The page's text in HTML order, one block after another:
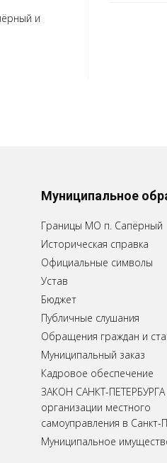
и
Муниципальное
Границы МО п. Сапёрный
Историческая справка
Официальные символы
Устав
Бюджет
Публичные слушания
Обращения граждан и
Муниципальный заказ
Кадровое обеспечение
ЗАКОН САНКТ-
организации местного
самоуправления в Санкт-
Муниципальное